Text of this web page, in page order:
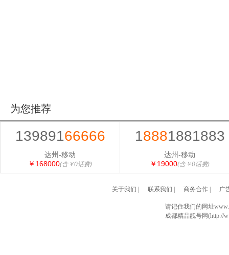
为您推荐
13989166666
达州-移动
￥168000(含￥0话费)
18881881883
达州-移动
￥19000(含￥0话费)
关于我们 联系我们 商务合作| 广
请记住我们的网址
成都精品靓号网(http://